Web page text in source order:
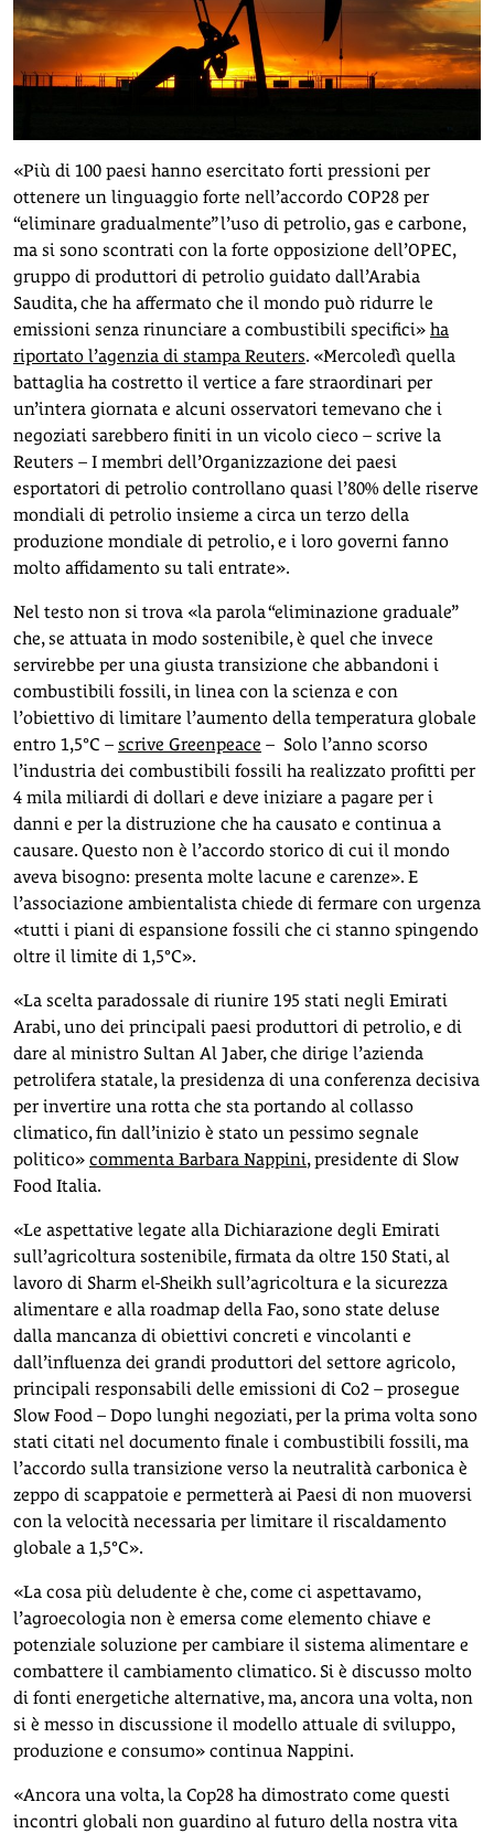
«Più di 100 paesi hanno esercitato forti pressioni per
ottenere un linguaggio forte nell’accordo COP28 per
“eliminare gradualmente” l’uso di petrolio, gas e carbone,
ma si sono scontrati con la forte opposizione dell’OPEC,
gruppo di produttori di petrolio guidato dall’Arabia
Saudita, che ha affermato che il mondo può ridurre le
emissioni senza rinunciare a combustibili specifici» ha
riportato l’agenzia di stampa Reuters. «Mercoledì quella
battaglia ha costretto il vertice a fare straordinari per
un’intera giornata e alcuni osservatori temevano che i
negoziati sarebbero finiti in un vicolo cieco – scrive la
Reuters – I membri dell’Organizzazione dei paesi
esportatori di petrolio controllano quasi l’80% delle riserve
mondiali di petrolio insieme a circa un terzo della
produzione mondiale di petrolio, e i loro governi fanno
molto affidamento su tali entrate».
Nel testo non si trova «la parola “eliminazione graduale”
che, se attuata in modo sostenibile, è quel che invece
servirebbe per una giusta transizione che abbandoni i
combustibili fossili, in linea con la scienza e con
l’obiettivo di limitare l’aumento della temperatura globale
entro 1,5°C – scrive Greenpeace – Solo l’anno scorso
l’industria dei combustibili fossili ha realizzato profitti per
4 mila miliardi di dollari e deve iniziare a pagare per i
danni e per la distruzione che ha causato e continua a
causare. Questo non è l’accordo storico di cui il mondo
aveva bisogno: presenta molte lacune e carenze». E
l’associazione ambientalista chiede di fermare con urgenza
«tutti i piani di espansione fossili che ci stanno spingendo
oltre il limite di 1,5°C».
«La scelta paradossale di riunire 195 stati negli Emirati
Arabi, uno dei principali paesi produttori di petrolio, e di
dare al ministro Sultan Al Jaber, che dirige l’azienda
petrolifera statale, la presidenza di una conferenza decisiva
per invertire una rotta che sta portando al collasso
climatico, fin dall’inizio è stato un pessimo segnale
politico» commenta Barbara Nappini, presidente di Slow
Food Italia.
«Le aspettative legate alla Dichiarazione degli Emirati
sull’agricoltura sostenibile, firmata da oltre 150 Stati, al
lavoro di Sharm el-Sheikh sull’agricoltura e la sicurezza
alimentare e alla roadmap della Fao, sono state deluse
dalla mancanza di obiettivi concreti e vincolanti e
dall’influenza dei grandi produttori del settore agricolo,
principali responsabili delle emissioni di Co2 – prosegue
Slow Food – Dopo lunghi negoziati, per la prima volta sono
stati citati nel documento finale i combustibili fossili, ma
l’accordo sulla transizione verso la neutralità carbonica è
zeppo di scappatoie e permetterà ai Paesi di non muoversi
con la velocità necessaria per limitare il riscaldamento
globale a 1,5°C».
«La cosa più deludente è che, come ci aspettavamo,
l’agroecologia non è emersa come elemento chiave e
potenziale soluzione per cambiare il sistema alimentare e
combattere il cambiamento climatico. Si è discusso molto
di fonti energetiche alternative, ma, ancora una volta, non
si è messo in discussione il modello attuale di sviluppo,
produzione e consumo» continua Nappini.
«Ancora una volta, la Cop28 ha dimostrato come questi
incontri globali non guardino al futuro della nostra vita